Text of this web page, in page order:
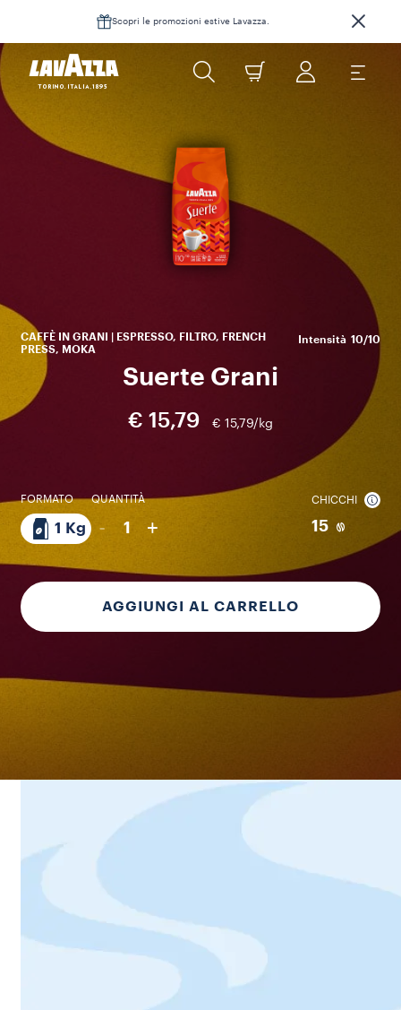
Scopri le promozioni estive Lavazza.
CAFFÈ IN GRANI | ESPRESSO, FILTRO, FRENCH
PRESS, MOKA
Intensità 10/10
Suerte Grani
€ 15,79 € 15,79/kg
FORMATO
1 Kg
QUANTITÀ
- 1 +
CHICCHI
15
AGGIUNGI AL CARRELLO